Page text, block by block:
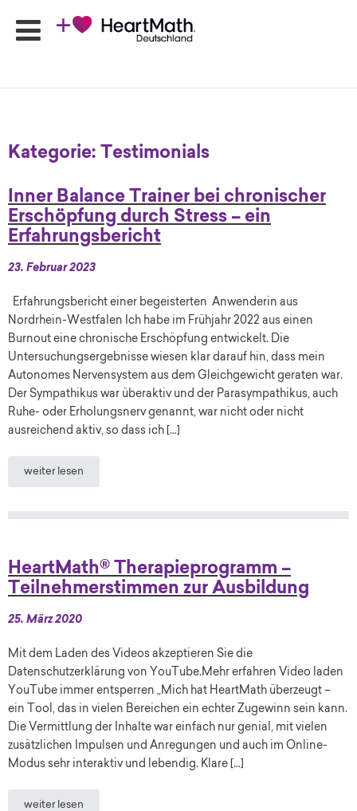
Online-
Produkte
HeartMath
Apps
Ansprechpartner
Newsletter
Kategorie: Testimonials
Inner Balance Trainer bei chronischer
Erschöpfung durch Stress – ein
Erfahrungsbericht
23. Februar 2023
Erfahrungsbericht einer begeisterten Anwenderin aus
Nordrhein-Westfalen Ich habe im Frühjahr 2022 aus einen
Burnout eine chronische Erschöpfung entwickelt. Die
Untersuchungsergebnisse wiesen klar darauf hin, dass mein
Autonomes Nervensystem aus dem Gleichgewicht geraten war.
Der Sympathikus war überaktiv und der Parasympathikus, auch
Ruhe- oder Erholungsnerv genannt, war nicht oder nicht
ausreichend aktiv, so dass ich […]
weiter lesen
HeartMath® Therapieprogramm –
Teilnehmerstimmen zur Ausbildung
25. März 2020
Mit dem Laden des Videos akzeptieren Sie die
Datenschutzerklärung von YouTube.Mehr erfahren Video laden
YouTube immer entsperren „Mich hat HeartMath überzeugt –
ein Tool, das in vielen Bereichen ein echter Zugewinn sein kann.
Die Vermittlung der Inhalte war einfach nur genial, mit vielen
zusätzlichen Impulsen und Anregungen und auch im Online-
Modus sehr interaktiv und lebendig. Klare […]
weiter lesen